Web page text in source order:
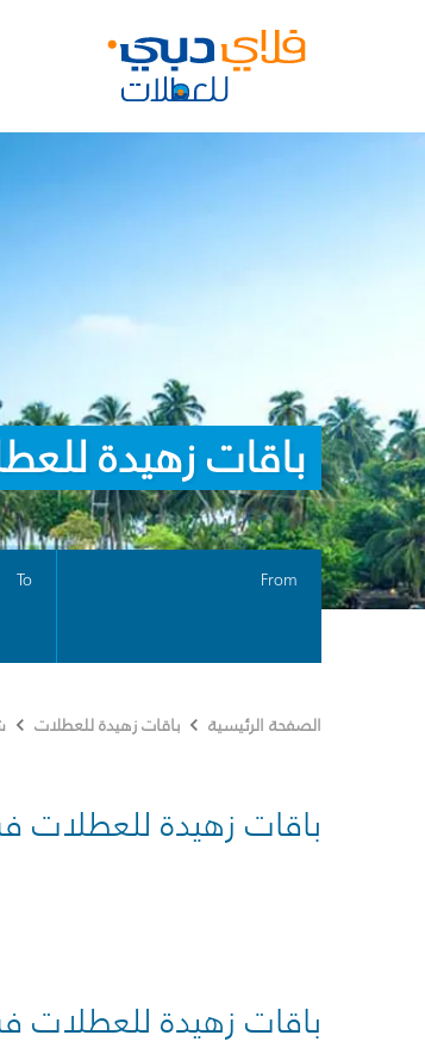
باقات زهيدة
From
To
الصفحة الرئيسية باقات زهيدة للعطلات
باقات زهيدة للعطلات
باقات زهيدة للعطلات